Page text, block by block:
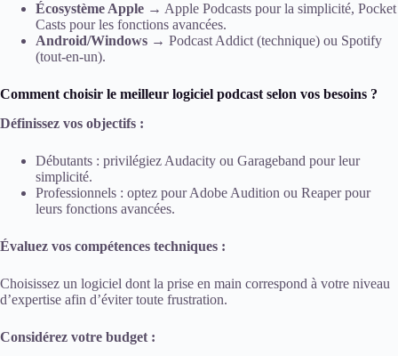
Écosystème Apple → Apple Podcasts pour la simplicité, Pocket
Casts pour les fonctions avancées.
Android/Windows → Podcast Addict (technique) ou Spotify
(tout-en-un).
Comment choisir le meilleur logiciel podcast selon vos besoins ?
Définissez vos objectifs :
Débutants : privilégiez Audacity ou Garageband pour leur
simplicité.
Professionnels : optez pour Adobe Audition ou Reaper pour
leurs fonctions avancées.
Évaluez vos compétences techniques :
Choisissez un logiciel dont la prise en main correspond à votre niveau
d’expertise afin d’éviter toute frustration.
Considérez votre budget :